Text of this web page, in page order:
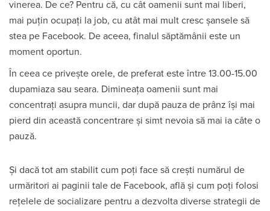
vinerea. De ce? Pentru că, cu cât oamenii sunt mai liberi,
mai puțin ocupați la job, cu atât mai mult cresc șansele să
stea pe Facebook. De aceea, finalul săptămânii este un
moment oportun.
În ceea ce privește orele, de preferat este între 13.00-15.00
dupamiaza sau seara. Dimineața oamenii sunt mai
concentrați asupra muncii, dar după pauza de prânz își mai
pierd din această concentrare și simt nevoia să mai ia câte o
pauză.
Și dacă tot am stabilit cum poți face să crești numărul de
urmăritori ai paginii tale de Facebook, află și cum poți folosi
rețelele de socializare pentru a dezvolta diverse strategii de